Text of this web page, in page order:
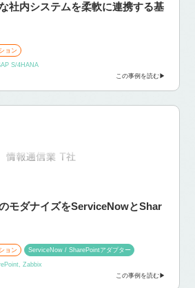
社内システムを柔軟に連携する基
ョン
S/4HANA
この事例を読む
モダナイズをServiceNowとShar
ョン ServiceNow / SharePointアダプター
Zabbix
この事例を読む